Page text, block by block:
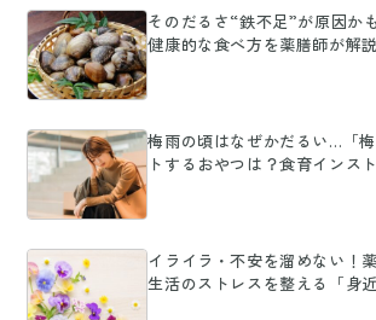
そのだるさ“鉄不足”が原因か
健康的な食べ方を薬膳師が解説
梅雨の頃はなぜかだるい…「
トするおやつは？食育インス
イライラ・不安を溜めない！
生活のストレスを整える「身近